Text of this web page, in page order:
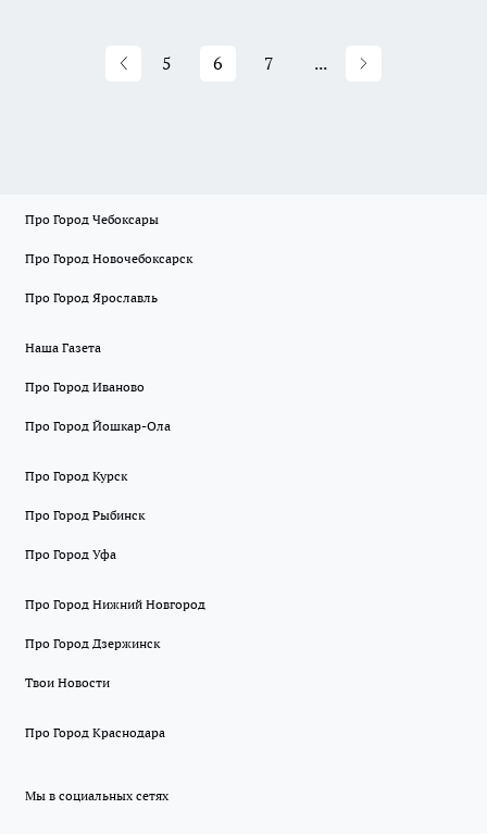
5 6 7 ...
Про Город Чебоксары
Про Город Новочебоксарск
Про Город Ярославль
Наша Газета
Про Город Иваново
Про Город Йошкар-Ола
Про Город Курск
Про Город Рыбинск
Про Город Уфа
Про Город Нижний Новгород
Про Город Дзержинск
Твои Новости
Про Город Краснодара
Мы в социальных сетях